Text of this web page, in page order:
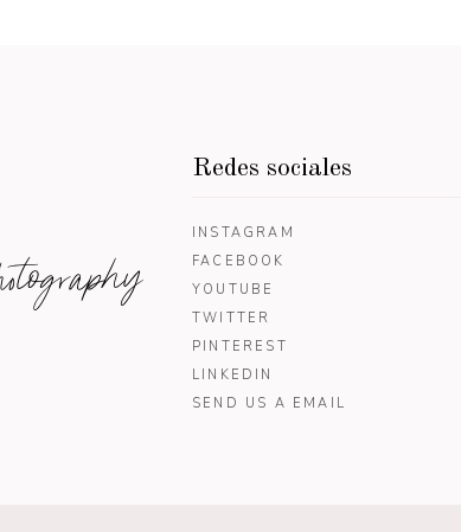
Redes sociales
INSTAGRAM
FACEBOOK
YOUTUBE
TWITTER
PINTEREST
LINKEDIN
SEND US A EMAIL